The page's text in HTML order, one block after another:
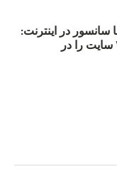
با سانسور در اینترنت:
#آزادی هم‌آیند گزارشگران‌ بدون مرز، ۲۲ سایت را در